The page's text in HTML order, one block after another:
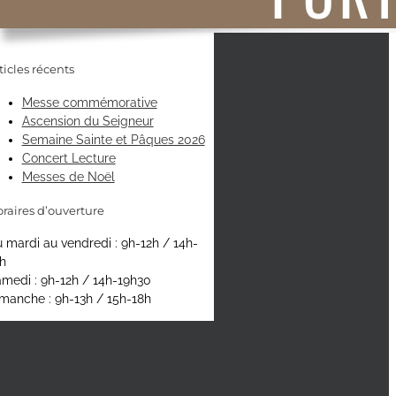
récents
Messe commémorative
Ascension du Seigneur
Semaine Sainte et Pâques 2026
Concert Lecture
Messes de Noël
d’ouverture
mardi au vendredi : 9h-12h / 14h-
: 9h-12h / 14h-19h30
: 9h-13h / 15h-18h